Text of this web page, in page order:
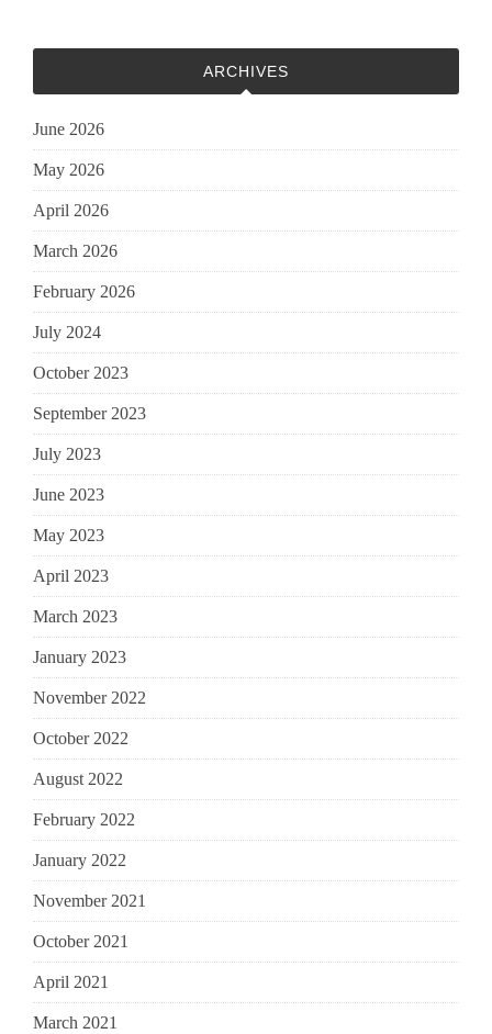
ARCHIVES
June 2026
May 2026
April 2026
March 2026
February 2026
July 2024
October 2023
September 2023
July 2023
June 2023
May 2023
April 2023
March 2023
January 2023
November 2022
October 2022
August 2022
February 2022
January 2022
November 2021
October 2021
April 2021
March 2021